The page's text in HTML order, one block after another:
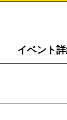
イベント